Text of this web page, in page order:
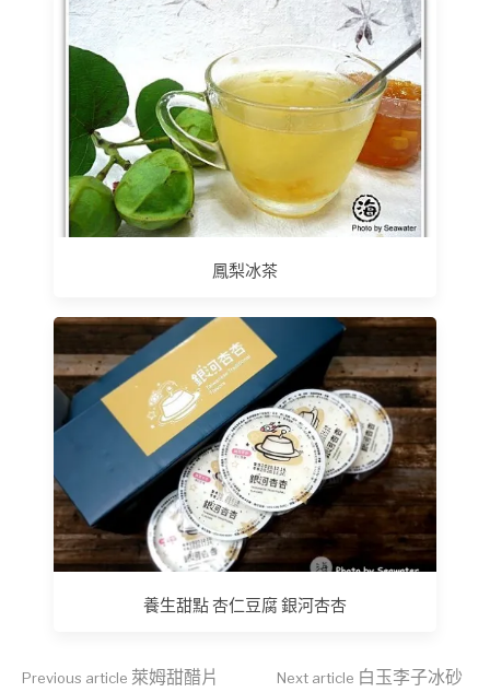
鳳梨冰茶
養生甜點 杏仁豆腐 銀河杏杏
Previous article 萊姆甜醋片
Next article 白玉李子冰砂